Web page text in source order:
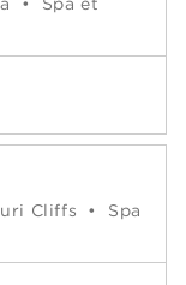
Cliffs •
Spa